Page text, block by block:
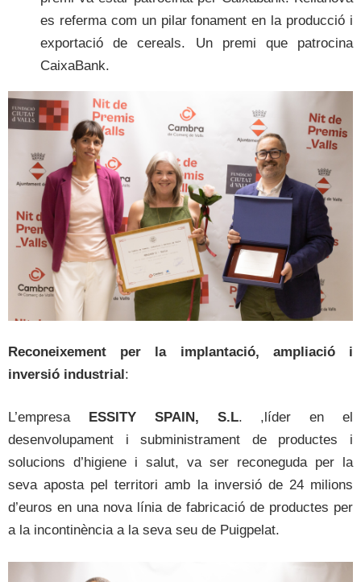
es referma com un pilar fonament en la producció i
exportació de cereals. Un premi que patrocina
CaixaBank.
Reconeixement per la implantació, ampliació i
inversió industrial:
L’empresa ESSITY SPAIN, S.L. ,líder en el
desenvolupament i subministrament de productes i
solucions d’higiene i salut, va ser reconeguda per la
seva aposta pel territori amb la inversió de 24 milions
d’euros en una nova línia de fabricació de productes per
a la incontinència a la seva seu de Puigpelat.